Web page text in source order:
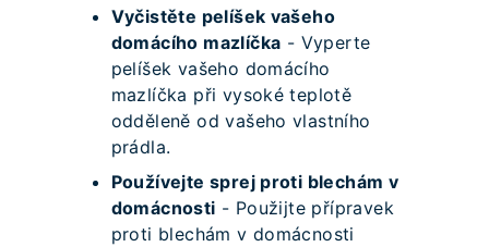
Vyčistěte pelíšek vašeho
domácího mazlíčka - Vyperte
pelíšek vašeho domácího
mazlíčka při vysoké teplotě
odděleně od vašeho vlastního
prádla.
Používejte sprej proti blechám v
domácnosti - Použijte přípravek
proti blechám v domácnosti